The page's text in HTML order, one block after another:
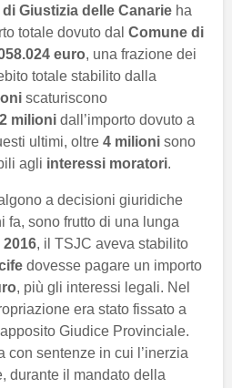
Giustizia delle Canarie ha
totale dovuto dal Comune di
euro, una frazione dei
totale stabilito dalla
scaturiscono
milioni dall’importo dovuto a
ultimi, oltre 4 milioni sono
agli interessi moratori.
a decisioni giuridiche
fa, sono frutto di una lunga
2016, il TSJC aveva stabilito
dovesse pagare un importo
, più gli interessi legali. Nel
era stato fissato a
Giudice Provinciale.
con sentenze in cui l’inerzia
durante il mandato della